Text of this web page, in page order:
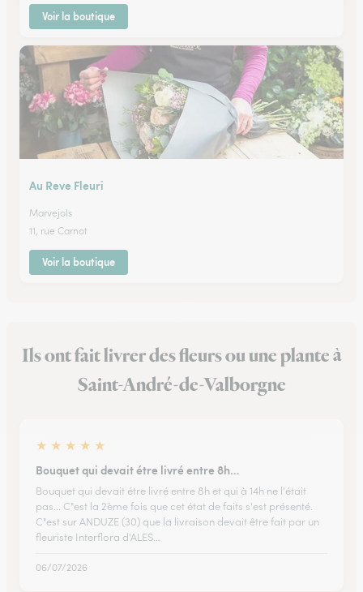
Voir la boutique
Au Reve Fleuri
Marvejols
11, rue Carnot
Voir la boutique
Ils ont fait livrer des fleurs ou une plante à
Saint-André-de-Valborgne
★ ★ ★ ★ ★
Bouquet qui devait étre livré entre 8h…
Bouquet qui devait étre livré entre 8h et qui à 14h ne l'était
pas... C"est la 2ème fois que cet état de faits s'est présenté.
C"est sur ANDUZE (30) que la livraison devait être fait par un
fleuriste Interflora d'ALES…
06/07/2026